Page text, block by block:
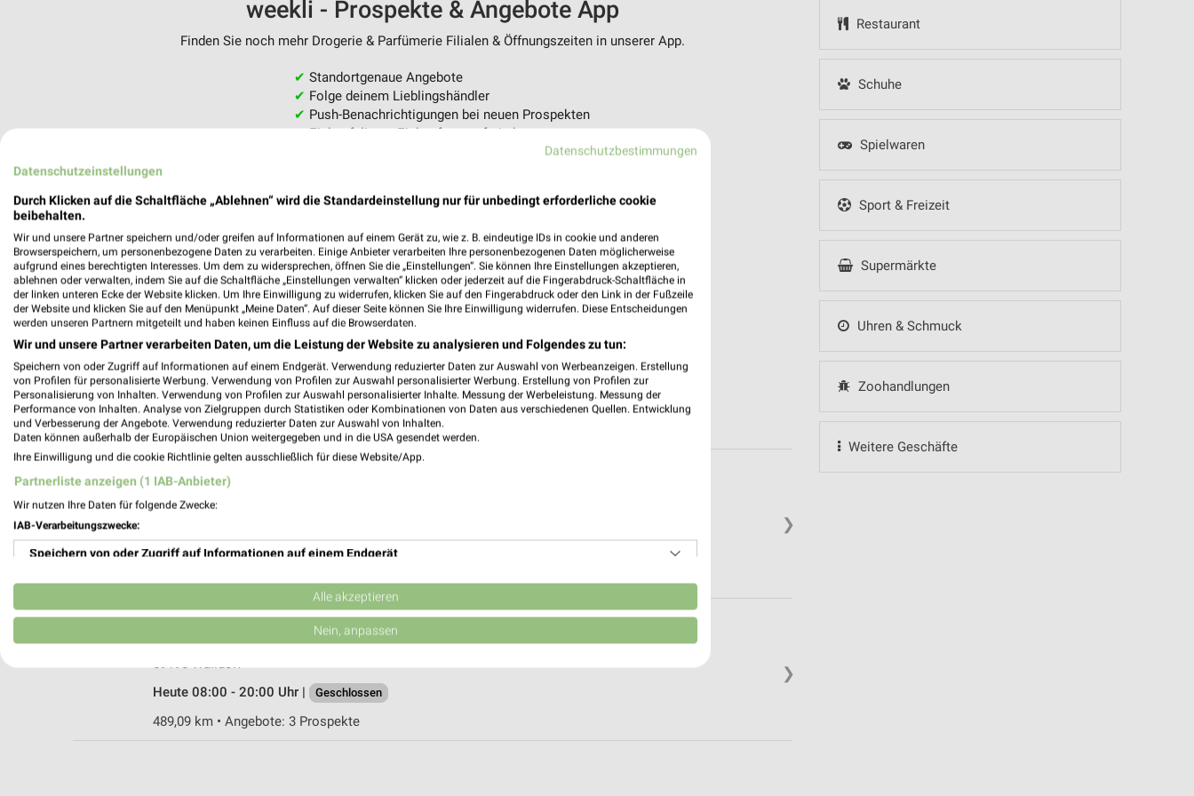
Restaurant
Schuhe
Spielwaren
Sport & Freizeit
Supermärkte
Uhren & Schmuck
Zoohandlungen
Weitere Geschäfte
weekli - Prospekte & Angebote App
Finden Sie noch mehr Drogerie & Parfümerie Filialen & Öffnungszeiten in unserer App.
✔ Standortgenaue Angebote
✔ Folge deinem Lieblingshändler
✔ Push-Benachrichtigungen bei neuen Prospekten
✔Einkaufsliste - Einkauf stressfrei planen
❯
dm St. Leon-Rot
68789 St. Leon-Rot
Heute 08:00 - 20:00 Uhr | Geschlossen
❯
Bahnhofstr. 1-3
69190 Walldorf
Heute 08:00 - 20:00 Uhr |
Geschlossen
489,09 km • Angebote: 3 Prospekte
Datenschutzbestimmungen
Datenschutzeinstellungen
Durch Klicken auf die Schaltfläche „Ablehnen“ wird die Standardeinstellung nur für unbedingt erforderliche cookie
beibehalten.
Wir und unsere Partner speichern und/oder greifen auf Informationen auf einem Gerät zu, wie z. B. eindeutige IDs in cookie und anderen
Browserspeichern, um personenbezogene Daten zu verarbeiten. Einige Anbieter verarbeiten Ihre personenbezogenen Daten möglicherweise
aufgrund eines berechtigten Interesses. Um dem zu widersprechen, öffnen Sie die „Einstellungen“. Sie können Ihre Einstellungen akzeptieren,
ablehnen oder verwalten, indem Sie auf die Schaltfläche „Einstellungen verwalten“ klicken oder jederzeit auf die Fingerabdruck-Schaltfläche in
der linken unteren Ecke der Website klicken. Um Ihre Einwilligung zu widerrufen, klicken Sie auf den Fingerabdruck oder den Link in der Fußzeile
der Website und klicken Sie auf den Menüpunkt „Meine Daten“. Auf dieser Seite können Sie Ihre Einwilligung widerrufen. Diese Entscheidungen
werden unseren Partnern mitgeteilt und haben keinen Einfluss auf die Browserdaten.
Wir und unsere Partner verarbeiten Daten, um die Leistung der Website zu analysieren und Folgendes zu tun:
Speichern von oder Zugriff auf Informationen auf einem Endgerät. Verwendung reduzierter Daten zur Auswahl von Werbeanzeigen. Erstellung
von Profilen für personalisierte Werbung. Verwendung von Profilen zur Auswahl personalisierter Werbung. Erstellung von Profilen zur
Personalisierung von Inhalten. Verwendung von Profilen zur Auswahl personalisierter Inhalte. Messung der Werbeleistung. Messung der
Performance von Inhalten. Analyse von Zielgruppen durch Statistiken oder Kombinationen von Daten aus verschiedenen Quellen. Entwicklung
und Verbesserung der Angebote. Verwendung reduzierter Daten zur Auswahl von Inhalten.
Daten können außerhalb der Europäischen Union weitergegeben und in die USA gesendet werden.
Ihre Einwilligung und die cookie Richtlinie gelten ausschließlich für diese Website/App.
Partnerliste anzeigen (1 IAB-Anbieter)
Wir nutzen Ihre Daten für folgende Zwecke:
IAB-Verarbeitungszwecke:
Speichern von oder Zugriff auf Informationen auf einem Endgerät
Verwendung reduzierter Daten zur Auswahl von Werbeanzeigen
Erstellung von Profilen für personalisierte Werbung
Erstellung von Profilen zur Personalisierung von Inhalten
Alle akzeptieren
Nein, anpassen